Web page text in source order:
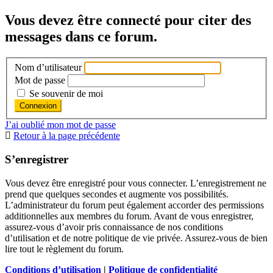
Vous devez être connecté pour citer des
messages dans ce forum.
Nom d’utilisateur
Mot de passe
Se souvenir de moi
J’ai oublié mon mot de passe
Retour à la page précédente
S’enregistrer
Vous devez être enregistré pour vous connecter. L’enregistrement ne
prend que quelques secondes et augmente vos possibilités.
L’administrateur du forum peut également accorder des permissions
additionnelles aux membres du forum. Avant de vous enregistrer,
assurez-vous d’avoir pris connaissance de nos conditions
d’utilisation et de notre politique de vie privée. Assurez-vous de bien
lire tout le règlement du forum.
Conditions d’utilisation | Politique de confidentialité